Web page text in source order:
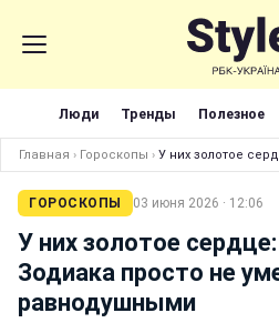
Люди Тренды Полезное
Главная › Гороскопы › У них золотое
ГОРОСКОПЫ 03 июня 2026 · 12:06
У них золотое
Зодиака просто не
равнодушными